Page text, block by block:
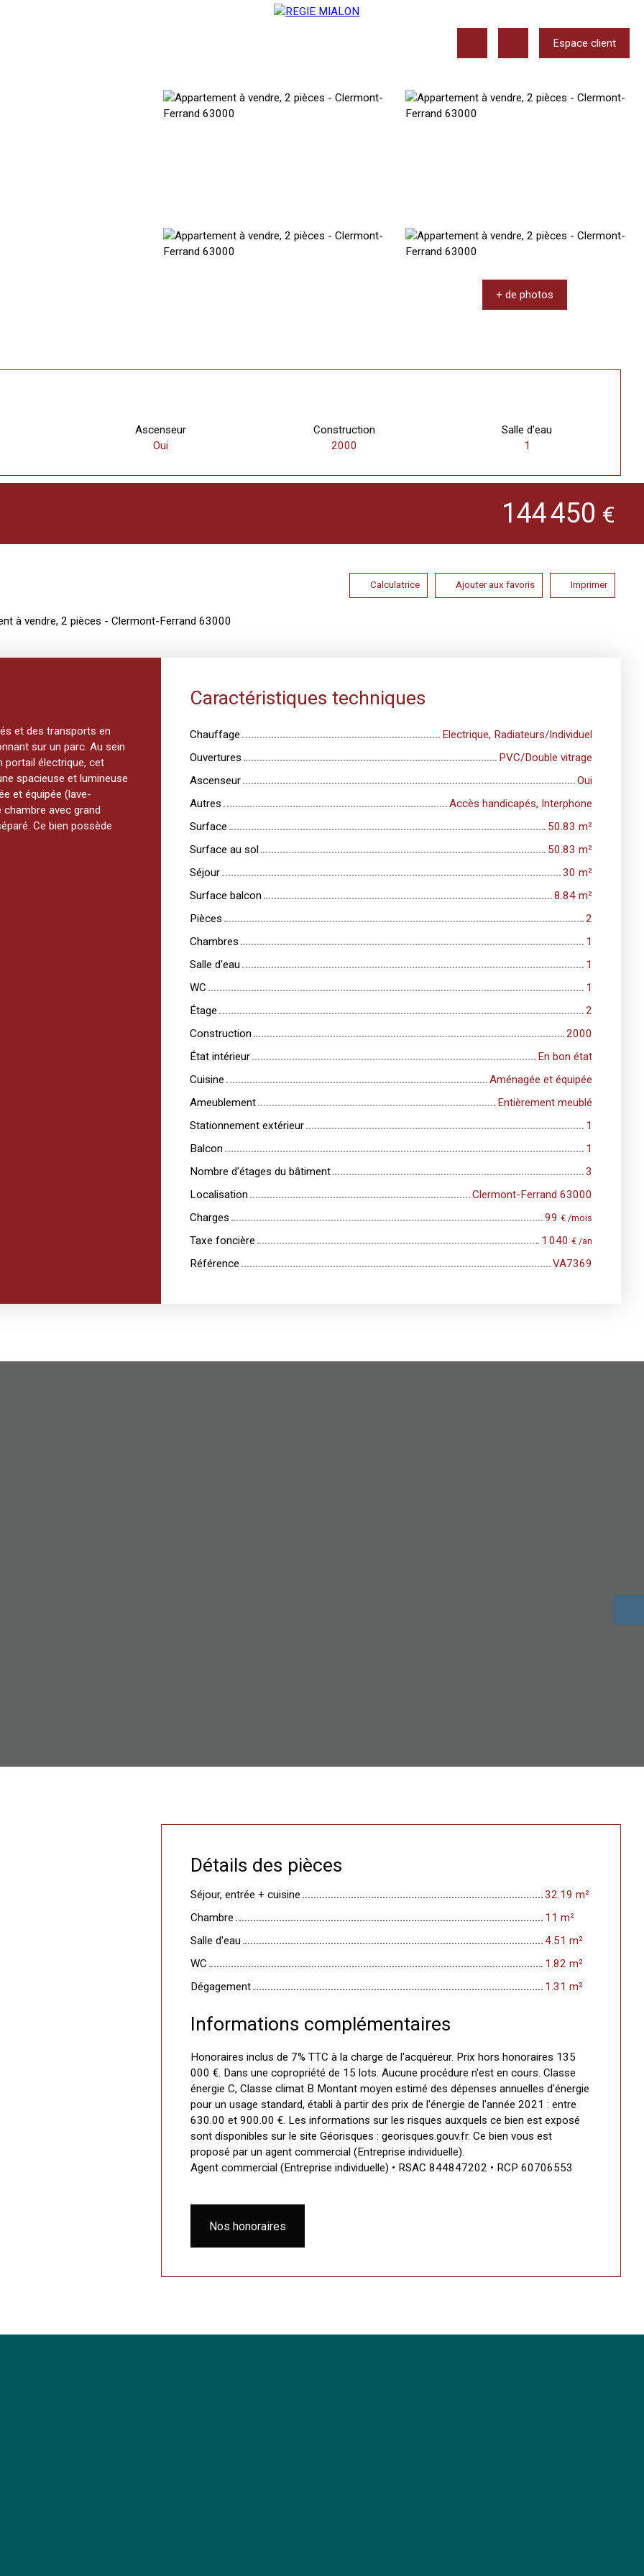
Espace client
+ de photos
Ascenseur
Oui
Construction
2000
Salle d'eau
1
144 450 €
Calculatrice Ajouter aux favoris Imprimer
à vendre, 2 pièces - Clermont-Ferrand 63000
et des transports en
sur un parc. Au sein
portail électrique, cet
spacieuse et lumineuse
et équipée (lave-
avec grand
Ce bien possède
Caractéristiques techniques
Chauffage
Electrique, Radiateurs/Individuel
Ouvertures
PVC/Double vitrage
Ascenseur
Oui
Autres
Accès handicapés, Interphone
Surface
50.83 m²
Surface au sol
50.83 m²
Séjour
30 m²
Surface balcon
8.84 m²
Pièces
2
Chambres
1
Salle d'eau
1
WC
1
Étage
2
Construction
2000
État intérieur
En bon état
Cuisine
Aménagée et équipée
Ameublement
Entièrement meublé
Stationnement extérieur
1
Balcon
1
Nombre d'étages du bâtiment
3
Localisation
Clermont-Ferrand 63000
Charges
99 € /mois
Taxe foncière 1 040 € /an
Référence VA7369
Détails des pièces
Séjour, entrée + cuisine
32.19 m²
Chambre
11 m²
Salle d'eau
4.51 m²
WC
1.82 m²
Dégagement
1.31 m²
Informations complémentaires
Honoraires inclus de 7% TTC à la charge de l'acquéreur. Prix hors honoraires 135
000 €. Dans une copropriété de 15 lots. Aucune procédure n'est en cours. Classe
énergie C, Classe climat B Montant moyen estimé des dépenses annuelles d'énergie
pour un usage standard, établi à partir des prix de l'énergie de l'année 2021 : entre
630.00 et 900.00 €. Les informations sur les risques auxquels ce bien est exposé
sont disponibles sur le site Géorisques : georisques.gouv.fr. Ce bien vous est
proposé par un agent commercial (Entreprise individuelle).
Agent commercial (Entreprise individuelle) • RSAC 844847202 • RCP 60706553
Nos honoraires